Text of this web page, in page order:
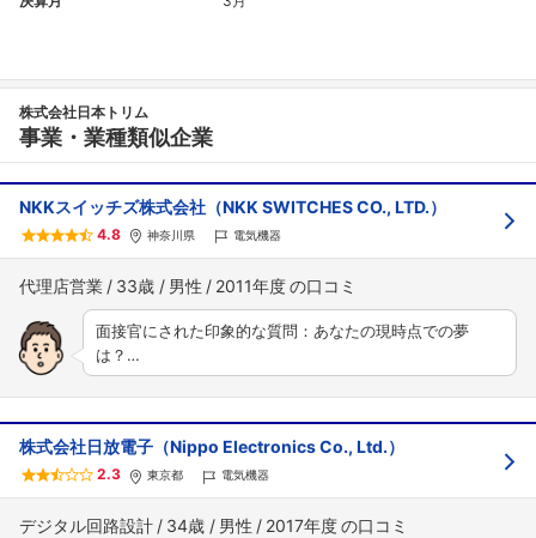
株式会社日本トリム
事業・業種類似企業
NKKスイッチズ株式会社（NKK SWITCHES CO., LTD.）
4.8 神奈川県 電気機器
代理店営業 33歳 男性 2011年度
面接官にされた印象的な質問：あなたの現時点での夢
は？…
株式会社日放電子（Nippo Electronics Co., Ltd.）
2.3 東京都 電気機器
デジタル回路設計 34歳 男性 2017年度